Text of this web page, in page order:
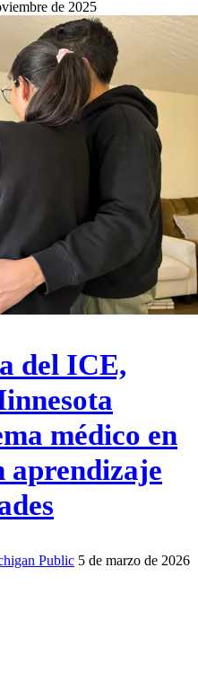
de 2025
del ICE,
médico en
aprendizaje
Public 5 de marzo de 2026